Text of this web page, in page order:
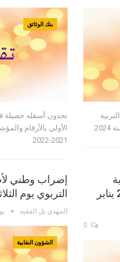
بنك الوثائق
تجدون أسفله حصيلة
الأولي بالأرقام
2021-2022
الوطنية (الجريدة الرسمية – 23 يناير
إضراب وطني
التربوي يوم الثلاثاء 9
المهدي بل الفقيه
الشؤون النقابية